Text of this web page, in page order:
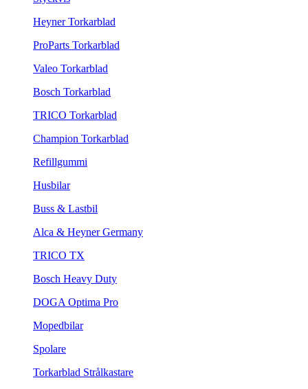
Heyner Torkarblad
ProParts Torkarblad
Valeo Torkarblad
Bosch Torkarblad
TRICO Torkarblad
Champion Torkarblad
Refillgummi
Husbilar
Buss & Lastbil
Alca & Heyner Germany
TRICO TX
Bosch Heavy Duty
DOGA Optima Pro
Mopedbilar
Spolare
Torkarblad Strålkastare